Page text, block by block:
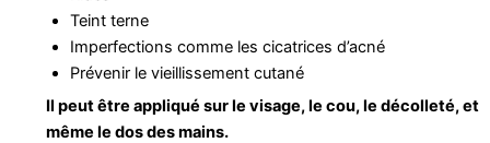
Teint terne
Imperfections comme les cicatrices d’acné
Prévenir le vieillissement cutané
Il peut être appliqué sur le visage, le cou, le décolleté, et
même le dos des mains.